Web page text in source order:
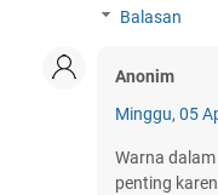
Balasan
Anonim
Minggu, 05
Warna
penting